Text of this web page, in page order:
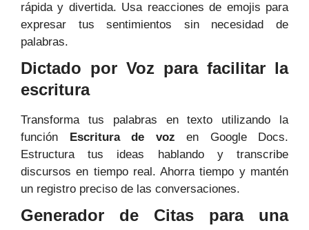
rápida y divertida. Usa reacciones de emojis para
expresar tus sentimientos sin necesidad de
palabras.
Dictado por Voz para facilitar la
escritura
Transforma tus palabras en texto utilizando la
función Escritura de voz en Google Docs.
Estructura tus ideas hablando y transcribe
discursos en tiempo real. Ahorra tiempo y mantén
un registro preciso de las conversaciones.
Generador de Citas para una